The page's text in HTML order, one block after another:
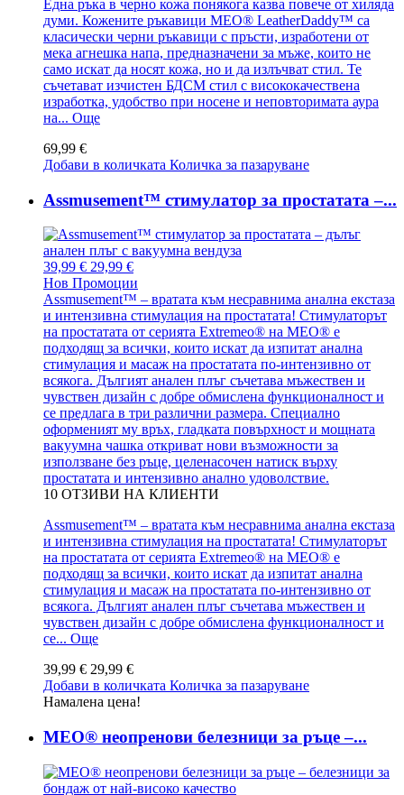
Една ръка в черно кожа понякога казва повече от хиляда
думи. Кожените ръкавици MEO® LeatherDaddy™ са
класически черни ръкавици с пръсти, изработени от
мека агнешка напа, предназначени за мъже, които не
само искат да носят кожа, но и да излъчват стил. Те
съчетават изчистен БДСМ стил с висококачествена
изработка, удобство при носене и неповторимата аура
на... Още
69,99 €
Добави в количката Количка за пазаруване
Assmusement™ стимулатор за простатата –...
39,99 € 29,99 €
Нов Промоции
Assmusement™ – вратата към несравнима анална екстаза
и интензивна стимулация на простатата! Стимулаторът
на простатата от серията Extremeo® на MEO® е
подходящ за всички, които искат да изпитат анална
стимулация и масаж на простатата по-интензивно от
всякога. Дългият анален плъг съчетава мъжествен и
чувствен дизайн с добре обмислена функционалност и
се предлага в три различни размера. Специално
оформеният му връх, гладката повърхност и мощната
вакуумна чашка откриват нови възможности за
използване без ръце, целенасочен натиск върху
простатата и интензивно анално удоволствие.
10 ОТЗИВИ НА КЛИЕНТИ
Assmusement™ – вратата към несравнима анална екстаза
и интензивна стимулация на простатата! Стимулаторът
на простатата от серията Extremeo® на MEO® е
подходящ за всички, които искат да изпитат анална
стимулация и масаж на простатата по-интензивно от
всякога. Дългият анален плъг съчетава мъжествен и
чувствен дизайн с добре обмислена функционалност и
се... Още
39,99 € 29,99 €
Добави в количката Количка за пазаруване
Намалена цена!
MEO® неопренови белезници за ръце –...